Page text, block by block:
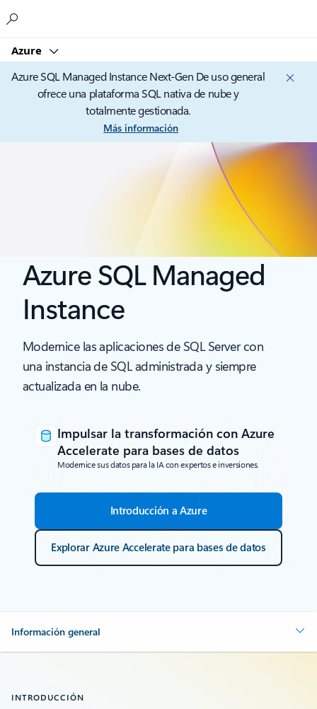
Azure
Azure SQL Managed Instance Next‑Gen De uso general
ofrece una plataforma SQL nativa de nube y
totalmente gestionada.
Más información
Azure SQL Managed
Instance
Modernice las aplicaciones de SQL Server con
una instancia de SQL administrada y siempre
actualizada en la nube.
Impulsar la transformación con Azure
Accelerate para bases de datos
Modernice sus datos para la IA con expertos e inversiones.
Introducción a Azure
Explorar Azure Accelerate para bases de datos
Información general
INTRODUCCIÓN